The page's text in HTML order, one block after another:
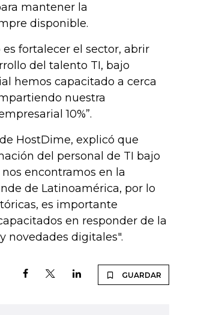
mantener la
disponible.
fortalecer el sector, abrir
del talento TI, bajo
hemos capacitado a cerca
nuestra
10%”.
HostDime, explicó que
del personal de TI bajo
encontramos en la
de Latinoamérica, por lo
es importante
en responder de la
novedades digitales".
GUARDAR